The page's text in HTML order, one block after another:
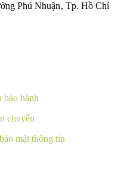
Phú Nhuận‚ Tp. Hồ Chí
bảo hành
chuyển
mật thông tin